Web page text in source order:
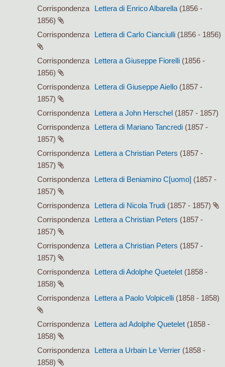
Corrispondenza Lettera di Enrico Albarella (1856 -
1856)
Corrispondenza
Lettera di Carlo Cianciulli (1856 - 1856)
Corrispondenza Lettera a Giuseppe Fiorelli (1856 -
1856)
Corrispondenza
Lettera di Giuseppe Aiello (1857 -
1857)
Corrispondenza
Lettera a John Herschel (1857 - 1857)
Corrispondenza
Lettera di Mariano Tancredi (1857 -
1857)
Corrispondenza
Lettera a Christian Peters (1857 -
1857)
Corrispondenza
Lettera di Beniamino C[uomo] (1857 -
1857)
Corrispondenza
Lettera di Nicola Trudi (1857 - 1857)
Corrispondenza
Lettera a Christian Peters (1857 -
1857)
Corrispondenza
Lettera a Christian Peters (1857 -
1857)
Corrispondenza
Lettera di Adolphe Quetelet (1858 -
1858)
Corrispondenza
Lettera a Paolo Volpicelli (1858 - 1858)
Corrispondenza Lettera ad Adolphe Quetelet (1858 -
1858)
Corrispondenza
Lettera a Urbain Le Verrier (1858 -
1858)